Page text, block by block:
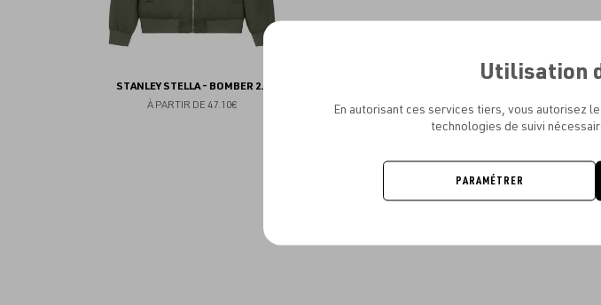
STANLEY STELLA - BOMBER 2.0
À PARTIR DE 47.10€
Utilisation
En autorisant ces services tiers, vous autorisez
technologies de suivi
PARAMÉTRER